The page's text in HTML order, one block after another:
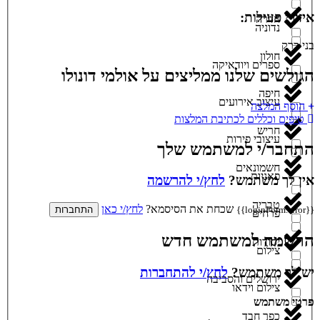
נדוניה
ספרים ויודאיקה
עיצוב אירועים
עיצובי פירות
פאניות
פרחים
צילום
צילום וידאו
חדרה
חולון
חיפה
חריש
חשמונאים
טבריה
יסודות
ירושלים והסביבה
כפר חבד
איזורי פעילות:
בני ברק
הגולשים שלנו ממליצים על אולמי דונולו
הוסף המלצה
טיפים וכללים לכתיבת המלצות
התחבר/י למשתמש שלך
אין לך משתמש? לחץ/י להרשמה
{{loginForm.error}} שכחת את הסיסמא? לחץ/י כאן התחברות
הרשמה למשתמש חדש
יש לך משתמש?לחץ/י להתחברות
פרטי משתמש